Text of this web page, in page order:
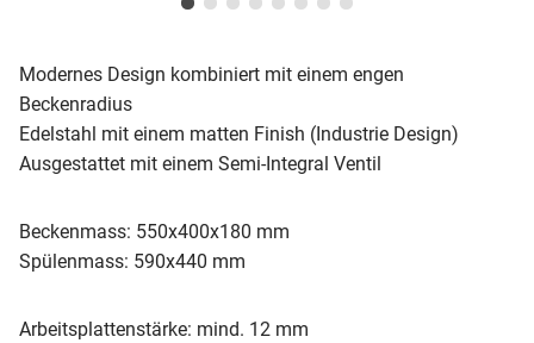
Modernes Design kombiniert mit einem engen
Beckenradius
Edelstahl mit einem matten Finish (Industrie Design)
Ausgestattet mit einem Semi-Integral Ventil
Beckenmass: 550x400x180 mm
Spülenmass: 590x440 mm
Arbeitsplattenstärke: mind. 12 mm